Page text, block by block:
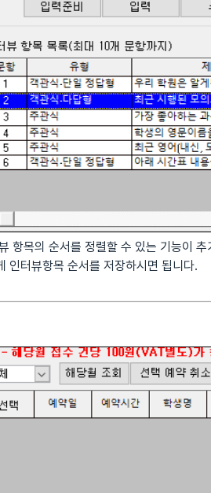
항목의 순서를 정렬할 수 있는 기능이
인터뷰항목 순서를 저장하시면 됩니다.